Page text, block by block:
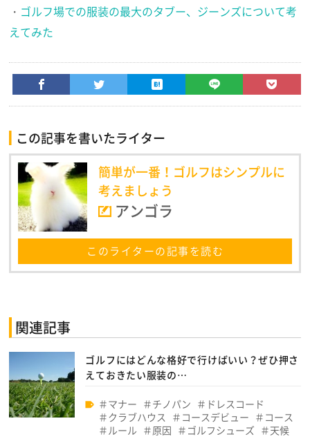
・ ゴルフ場での服装の最大のタブー、ジーンズについて考
えてみた
この記事を書いたライター
簡単が一番！ゴルフはシンプルに
考えましょう
アンゴラ
このライターの記事を読む
関連記事
ゴルフにはどんな格好で行けばいい？ぜひ押さ
えておきたい服装の…
マナー チノパン
ドレスコード
クラブハウス
コースデビュー
コース
ルール
原因 ゴルフシューズ
天候